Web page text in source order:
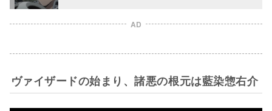
AD
ヴァイザードの始まり、諸悪の根元は藍染惣右介